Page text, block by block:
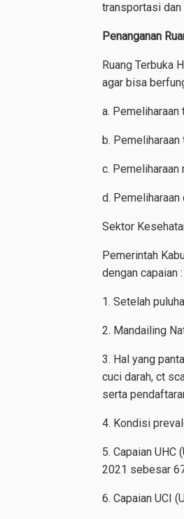
transportasi dan
Penanganan
Ruang Terbuka
agar bisa
a. Pemeliharaan
b. Pemeliharaan
c. Pemeliharaan
d. Pemeliharaan
Sektor
Pemerintah
dengan capaian :
1. Setelah
2. Mandailing
3. Hal yang
cuci darah, ct
serta
4. Kondisi
5. Capaian
2021 sebesar
6. Capaian UCI